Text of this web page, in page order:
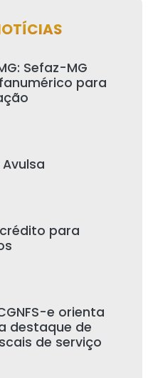
Sefaz-MG
para
para
e orienta
destaque de
de serviço